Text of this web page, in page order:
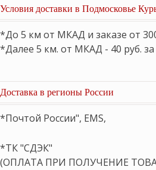
Условия доставки в Подмосковье
*До 5 км от МКАД и заказе от
*Далее 5 км. от МКАД - 40 руб. за
Доставка в регионы России
*Почтой России", EMS,
*ТК "СДЭК"
(ОПЛАТА ПРИ ПОЛУЧЕНИЕ